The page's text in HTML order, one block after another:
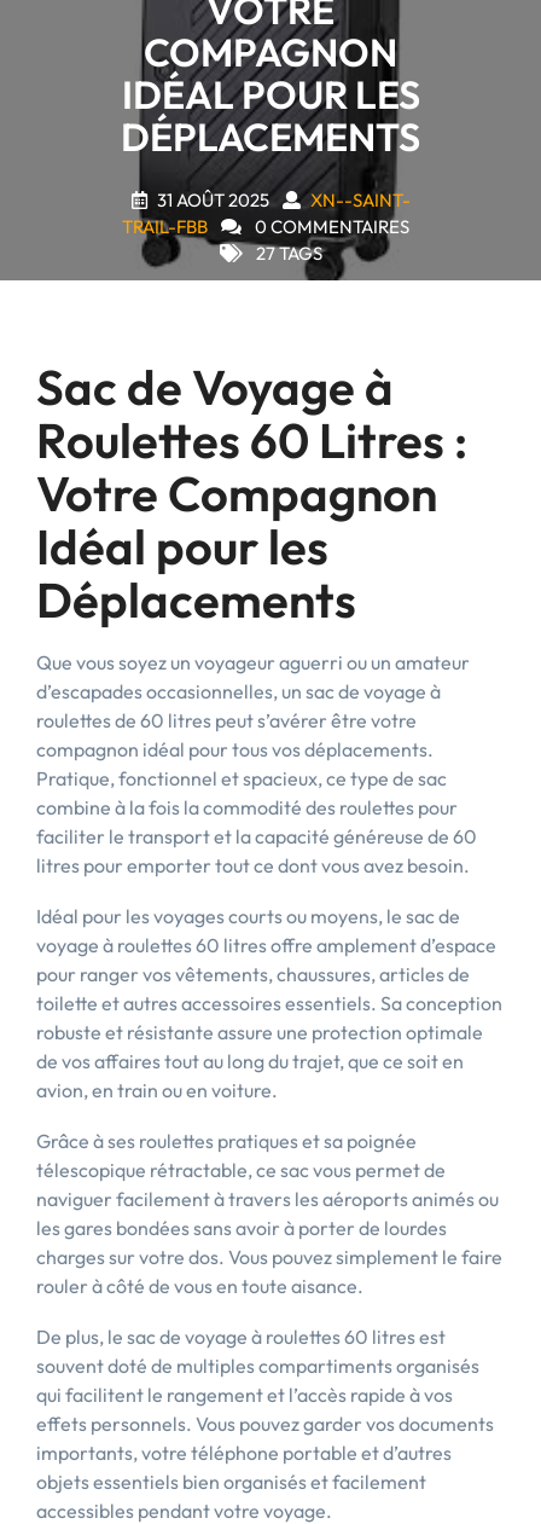
VOTRE
COMPAGNON
IDÉAL POUR LES
DÉPLACEMENTS
31 AOÛT 2025
XN--SAINT-
TRAIL-FBB
0 COMMENTAIRES
27 TAGS
Sac de Voyage à
Roulettes 60 Litres :
Votre Compagnon
Idéal pour les
Déplacements
Que vous soyez un voyageur aguerri ou un amateur
d’escapades occasionnelles, un sac de voyage à
roulettes de 60 litres peut s’avérer être votre
compagnon idéal pour tous vos déplacements.
Pratique, fonctionnel et spacieux, ce type de sac
combine à la fois la commodité des roulettes pour
faciliter le transport et la capacité généreuse de 60
litres pour emporter tout ce dont vous avez besoin.
Idéal pour les voyages courts ou moyens, le sac de
voyage à roulettes 60 litres offre amplement d’espace
pour ranger vos vêtements, chaussures, articles de
toilette et autres accessoires essentiels. Sa conception
robuste et résistante assure une protection optimale
de vos affaires tout au long du trajet, que ce soit en
avion, en train ou en voiture.
Grâce à ses roulettes pratiques et sa poignée
télescopique rétractable, ce sac vous permet de
naviguer facilement à travers les aéroports animés ou
les gares bondées sans avoir à porter de lourdes
charges sur votre dos. Vous pouvez simplement le faire
rouler à côté de vous en toute aisance.
De plus, le sac de voyage à roulettes 60 litres est
souvent doté de multiples compartiments organisés
qui facilitent le rangement et l’accès rapide à vos
effets personnels. Vous pouvez garder vos documents
importants, votre téléphone portable et d’autres
objets essentiels bien organisés et facilement
accessibles pendant votre voyage.